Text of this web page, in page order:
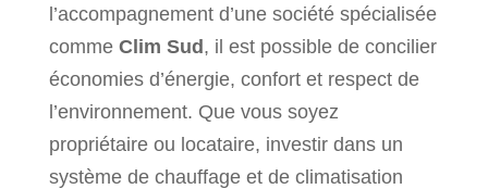
l’accompagnement d’une société spécialisée
comme Clim Sud, il est possible de concilier
économies d’énergie, confort et respect de
l’environnement. Que vous soyez
propriétaire ou locataire, investir dans un
système de chauffage et de climatisation